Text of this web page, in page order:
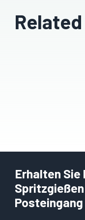
Erhalten
Posteingang